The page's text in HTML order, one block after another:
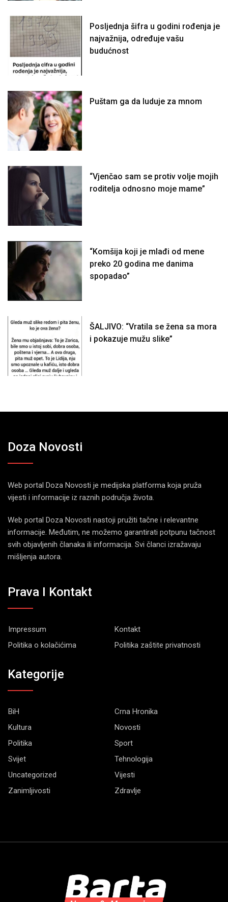
Posljednja šifra u godini rođenja je
najvažnija, određuje vašu
budućnost
Puštam ga da luduje za mnom
“Vjenčao sam se protiv volje mojih
roditelja odnosno moje mame”
“Komšija koji je mlađi od mene
preko 20 godina me danima
spopadao”
ŠALJIVO: “Vratila se žena sa mora
i pokazuje mužu slike”
Doza Novosti
Web portal Doza Novosti je medijska platforma koja pruža
vijesti i informacije iz raznih područja života.
Web portal Doza Novosti nastoji pružiti tačne i relevantne
informacije. Međutim, ne možemo garantirati potpunu tačnost
svih objavljenih članaka ili informacija. Svi članci izražavaju
mišljenja autora.
Prava I Kontakt
Impressum
Kontakt
Politika o kolačićima
Politika zaštite privatnosti
Kategorije
BiH
Crna Hronika
Kultura
Novosti
Politika
Sport
Svijet
Tehnologija
Uncategorized
Vijesti
Zanimljivosti
Zdravlje